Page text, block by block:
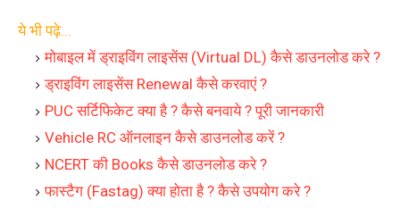
ये भी पढ़े...
मोबाइल में ड्राइविंग लाइसेंस (Virtual DL) कैसे डाउनलोड करे ?
ड्राइविंग लाइसेंस Renewal कैसे करवाएं ?
PUC सर्टिफिकेट क्या है ? कैसे बनवाये ? पूरी जानकारी
Vehicle RC ऑनलाइन कैसे डाउनलोड करें ?
NCERT की Books कैसे डाउनलोड करे ?
फास्टैग (Fastag) क्या होता है ? कैसे उपयोग करे ?